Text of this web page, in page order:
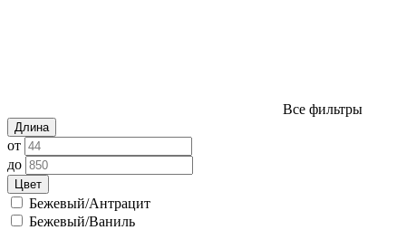
Все фильтры
Длина
от
до
Цвет
Бежевый/Антрацит
Бежевый/Ваниль